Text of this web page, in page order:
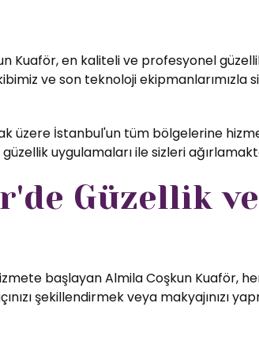
Kuaför, en kaliteli ve profesyonel
ve son teknoloji ekipmanlarımızla
üzere İstanbul'un tüm bölgelerine
uygulamaları ile sizleri
Güzellik ve
başlayan Almila Coşkun Kuaför,
şekillendirmek veya makyajınızı